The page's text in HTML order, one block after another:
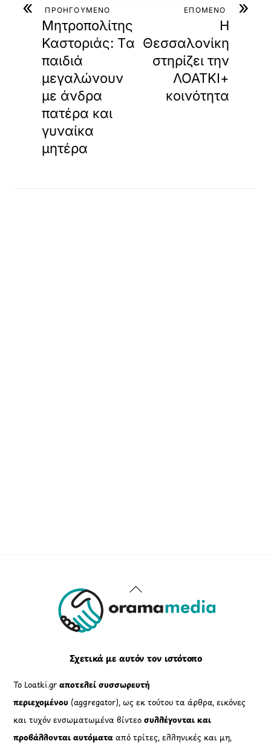
« ΠΡΟΗΓΟΥΜΕΝΟ
Μητροπολίτης
Καστοριάς: Tα
παιδιά
μεγαλώνουν
με άνδρα
πατέρα και
γυναίκα
μητέρα
»
ΕΠΟΜΕΝΟ
Η
Θεσσαλονίκη
στηρίζει την
ΛΟΑΤΚΙ+
κοινότητα
Back
To
Σχετικά με αυτόν τον ιστότοπο
Το Loatki.grαποτελεί συσσωρευτή
περιεχομένου (aggregator), ως εκ τούτου τα άρθρα, εικόνες
και τυχόν ενσωματωμένα βίντεοσυλλέγονται και
προβάλλονται αυτόματααπό τρίτες, ελληνικές και μη,